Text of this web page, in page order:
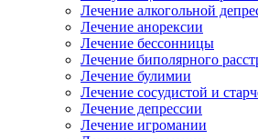
Лечение алкогольной
Лечение анорексии
Лечение бессонницы
Лечение биполярного
Лечение булимии
Лечение сосудистой и
Лечение депрессии
Лечение игромании